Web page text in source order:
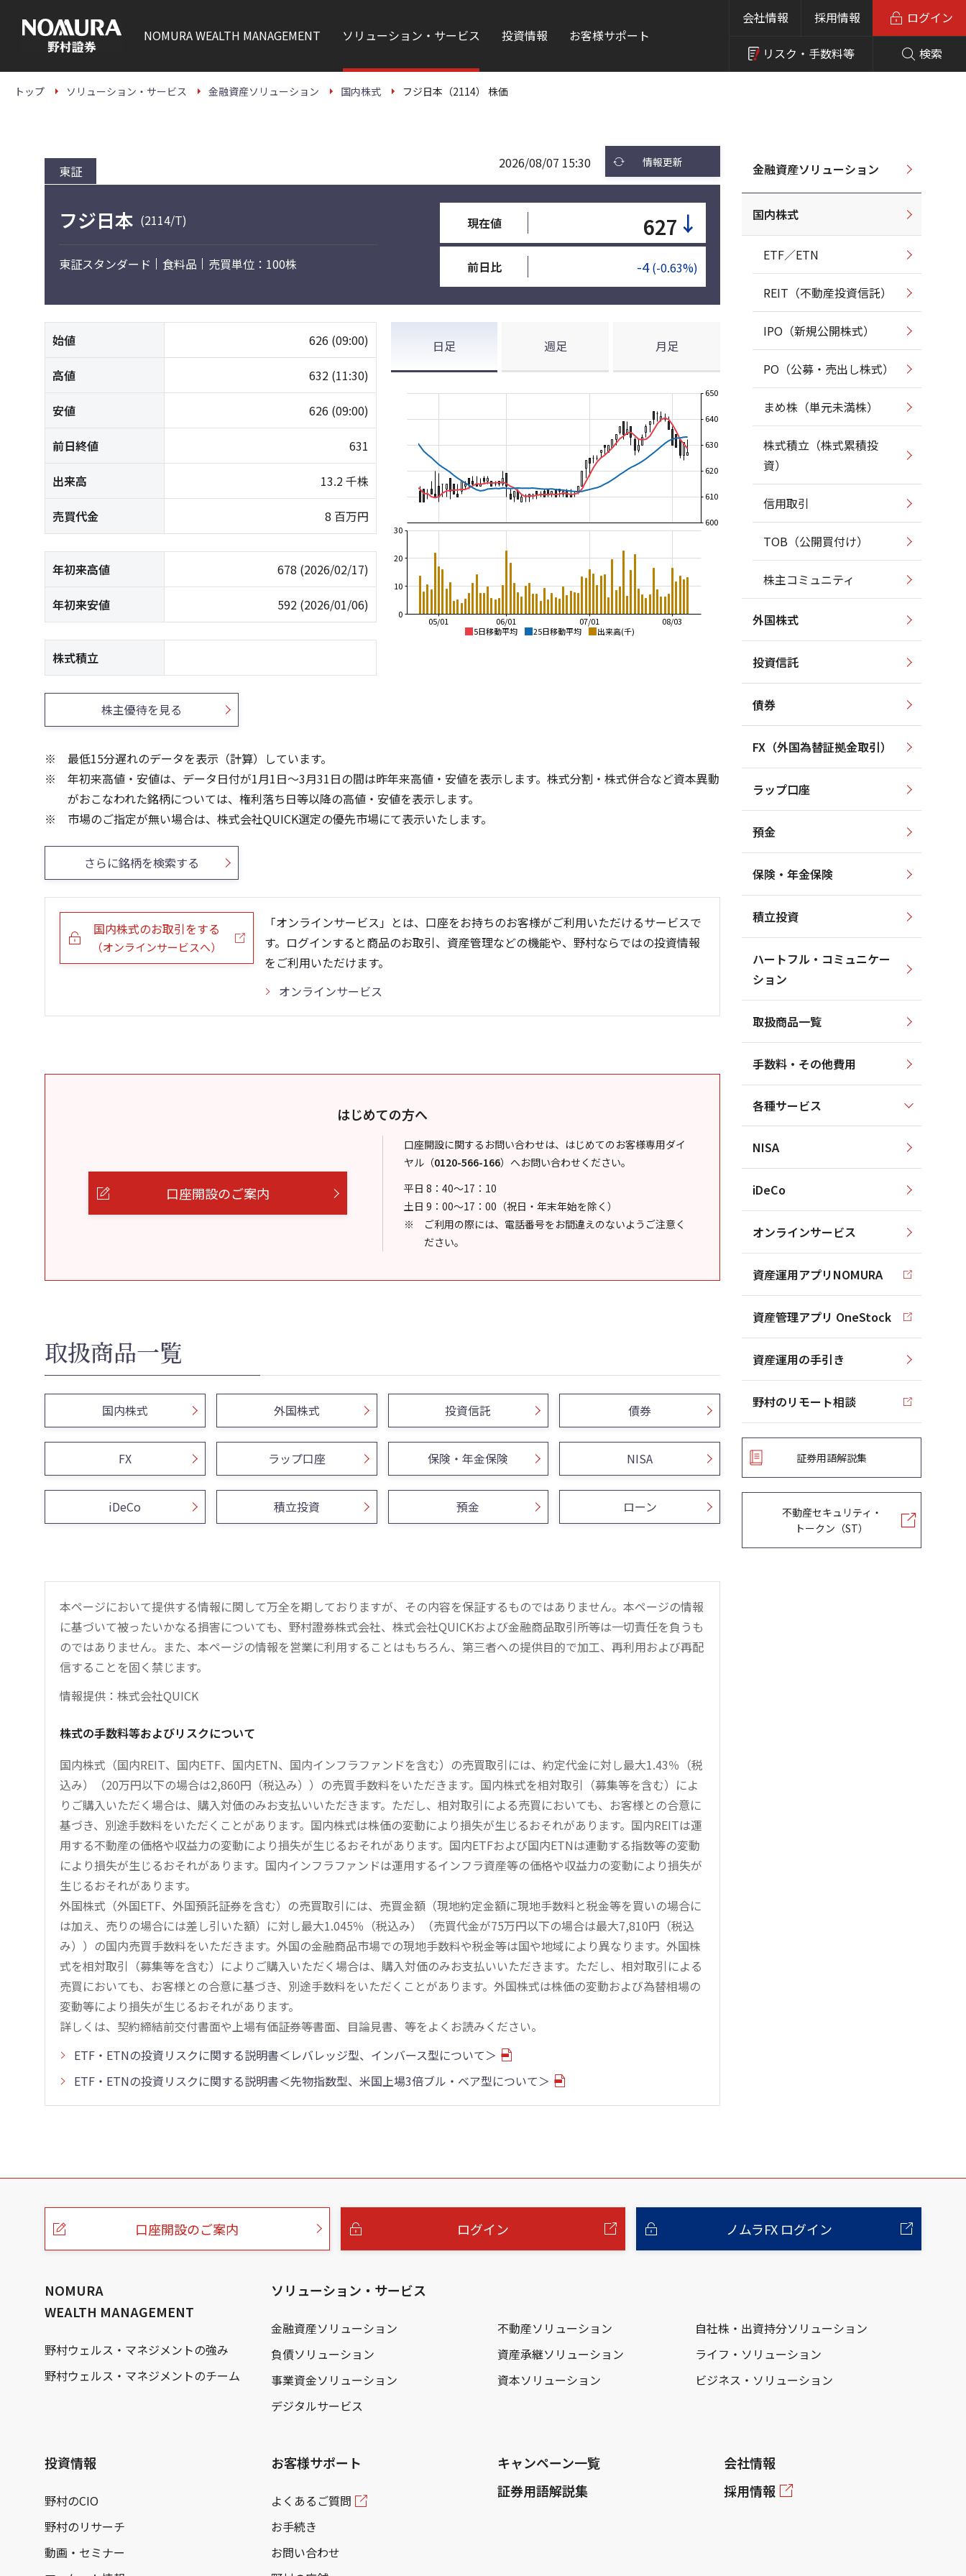
本
NOMURAWEALTH MANAGEMENT ソリューション・サービス 投資情報 お客様サポート
会社情報 採用情報
リスク・ 手数料等 検索
ログイン
トップ ソリューション・サービス 金融資産ソリューション 国内株式 フジ日本（2114） 株価
東証 2026/08/07 15:30 情報更新
フジ日本 (2114/T)
東証スタンダード 食料品 売買単位：100株
現在値 627 ↓
前日比 -4(-0.63%)
始値 626 (09:00)
高値 632 (11:30)
安値 626 (09:00)
前日終値 631
出来高 13.2 千株
売買代金 8 百万円
年初来高値 678 (2026/02/17)
年初来安値 592 (2026/01/06)
株式積立
日足 週足 月足
5日移動平均 25日移動平均 出来高(千)
08/03
07/01
06/01
05/01
600
610
620
630
640
650
0
10
20
30
13週移動平均 26週移動平均 出来高(千)
100
5ヶ月移動平均 25ヶ月移動平均 出来高(千)
200
300
株主優待を見る
最低15分遅れのデータを表示（計算）しています。
年初来高値・安値は、データ日付が1月1日～3月31日の間は昨年来高値・安値を表示します。株式分割・株式併合など資本異動
がおこなわれた銘柄については、権利落ち日等以降の高値・安値を表示します。
市場のご指定が無い場合は、株式会社QUICK選定の優先市場にて表示いたします。
さらに銘柄を検索する
国内株式のお取引をする
（オンラインサービスへ）
「オンラインサービス」とは、口座をお持ちのお客様がご利用いただけるサービスで
す。ログインすると商品のお取引、資産管理などの機能や、野村ならではの投資情報
をご利用いただけます。
オンラインサービス
はじめての方へ
口座開設のご案内
口座開設に関するお問い合わせは、はじめてのお客様専用ダイ
ヤル （0120-566-166） へお問い合わせください。
平日 8：40～17：10
土日 9：00～17：00（祝日・年末年始を除く）
ご利用の際には、電話番号をお間違えのないようご注意く
ださい。
取扱商品一覧
国内株式 外国株式 投資信託 債券
FX ラップ口座 保険・年金保険 NISA
iDeCo 積立投資 預金 ローン
本ページにおいて提供する情報に関して万全を期しておりますが、その内容を保証するものではありません。本ページの情報
に基づいて被ったいかなる損害についても、野村證券株式会社、株式会社QUICKおよび金融商品取引所等は一切責任を負うも
のではありません。また、本ページの情報を営業に利用することはもちろん、第三者への提供目的で加工、再利用および再配
信することを固く禁じます。
情報提供：株式会社QUICK
株式の手数料等およびリスクについて
国内株式（国内REIT、国内ETF、国内ETN、国内インフラファンドを含む）の売買取引には、約定代金に対し最大1.43％（税
込み）（20万円以下の場合は2,860円（税込み））の売買手数料をいただきます。国内株式を相対取引（募集等を含む）によ
りご購入いただく場合は、購入対価のみお支払いいただきます。ただし、相対取引による売買においても、お客様との合意に
基づき、別途手数料をいただくことがあります。国内株式は株価の変動により損失が生じるおそれがあります。国内REITは運
用する不動産の価格や収益力の変動により損失が生じるおそれがあります。国内ETFおよび国内ETNは連動する指数等の変動
により損失が生じるおそれがあります。国内インフラファンドは運用するインフラ資産等の価格や収益力の変動により損失が
生じるおそれがあります。
外国株式（外国ETF、外国預託証券を含む）の売買取引には、売買金額（現地約定金額に現地手数料と税金等を買いの場合に
は加え、売りの場合には差し引いた額）に対し最大1.045％（税込み）（売買代金が75万円以下の場合は最大7,810円（税込
み））の国内売買手数料をいただきます。外国の金融商品市場での現地手数料や税金等は国や地域により異なります。外国株
式を相対取引（募集等を含む）によりご購入いただく場合は、購入対価のみお支払いいただきます。ただし、相対取引による
売買においても、お客様との合意に基づき、別途手数料をいただくことがあります。外国株式は株価の変動および為替相場の
変動等により損失が生じるおそれがあります。
詳しくは、契約締結前交付書面や上場有価証券等書面、目論見書、等をよくお読みください。
ETF・ETNの投資リスクに関する説明書＜レバレッジ型、インバース型について＞
ETF・ETNの投資リスクに関する説明書＜先物指数型、米国上場3倍ブル・ベア型について＞
金融資産ソリューション
国内株式
ETF／ETN
REIT（不動産投資信託）
IPO（新規公開株式）
PO（公募・売出し株式）
まめ株（単元未満株）
株式積立（株式累積投
資）
信用取引
TOB（公開買付け）
株主コミュニティ
外国株式
投資信託
債券
FX（外国為替証拠金取引）
ラップ口座
預金
保険・年金保険
積立投資
ハートフル・コミュニケー
ション
取扱商品一覧
手数料・その他費用
各種サービス
NISA
iDeCo
オンラインサービス
資産運用アプリNOMURA
資産管理アプリ OneStock
資産運用の手引き
野村のリモート相談
証券用語解説集
不動産セキュリティ・
トークン（ST）
こ
口座開設のご案内 ログイン ノムラFX ログイン
NOMURA
WEALTH MANAGEMENT
野村ウェルス・マネジメントの強み
野村ウェルス・マネジメントのチーム
ソリューション・サービス
金融資産ソリューション 不動産ソリューション
自社株・出資持分ソリューション
負債ソリューション
資産承継ソリューション
ライフ・ソリューション
事業資金ソリューション
資本ソリューション
ビジネス・ソリューション
デジタルサービス
投資情報
野村のCIO
野村のリサーチ
動画・セミナー
お客様サポート
よくあるご質問
お手続き
お問い合わせ
キャンペーン一覧
証券用語解説集
会社情報
採用情報